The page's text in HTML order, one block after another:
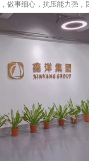
做事细心，抗压能力强，